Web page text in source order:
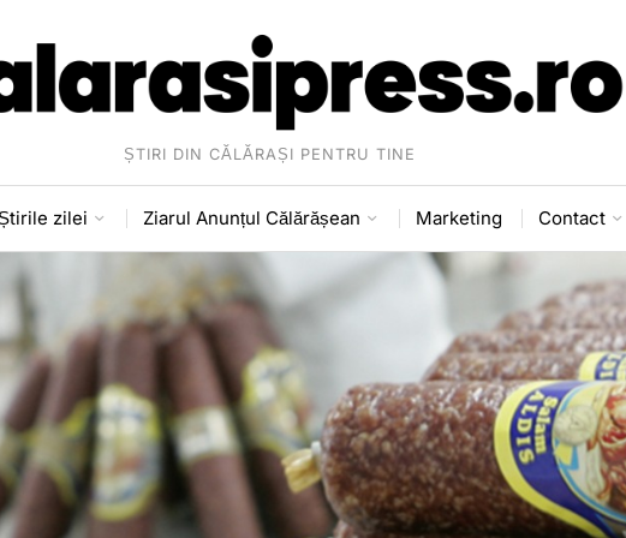
ȘTIRI DIN CĂLĂRAȘI PENTRU TINE
zilei Ziarul Anunțul Călărășean Marketing Contact